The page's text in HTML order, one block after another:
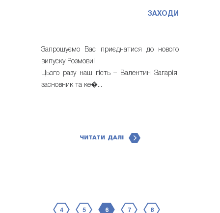
ЗАХОДИ
Запрошуємо Вас приєднатися до нового
випуску Розмови!
Цього разу наш гість – Валентин Загарія,
засновник та ке�...
ЧИТАТИ ДАЛІ
4 5 6 7 8